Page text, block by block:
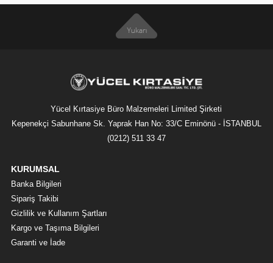
Yücel Kırtasiye Büro Malzemeleri Limited Şirketi
Kepenekçi Sabunhane Sk. Yaprak Han No: 33/C Eminönü - İSTANBUL
(0212) 511 33 47
KURUMSAL
Banka Bilgileri
Sipariş Takibi
Gizlilik ve Kullanım Şartları
Kargo ve Taşıma Bilgileri
Garanti ve İade